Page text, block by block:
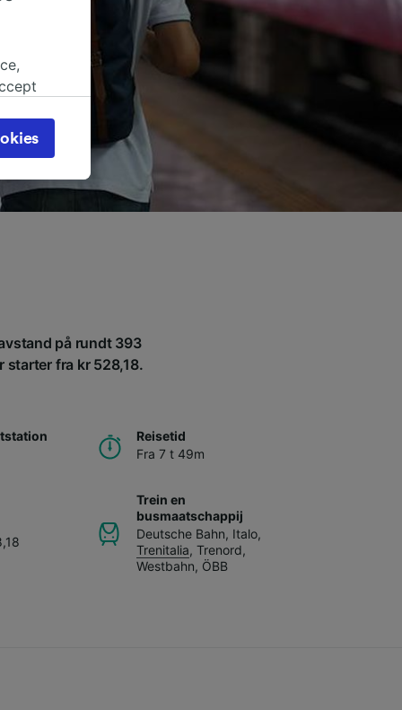
på rundt 393
starter fra kr 528,18.
Reisetid
Fra 7 t 49m
Trein en
busmaatschappij
Deutsche Bahn, Italo,
Trenitalia, Trenord,
Westbahn, ÖBB
page.